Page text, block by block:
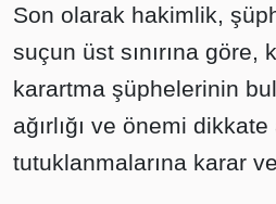
Son olarak hakimlik,
suçun üst sınırına göre,
karartma şüphelerinin
ağırlığı ve önemi
tutuklanmalarına karar